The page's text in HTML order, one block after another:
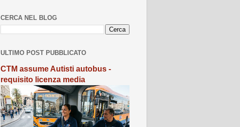
CERCA NEL BLOG
ULTIMO POST PUBBLICATO
CTM assume Autisti autobus -
requisito licenza media